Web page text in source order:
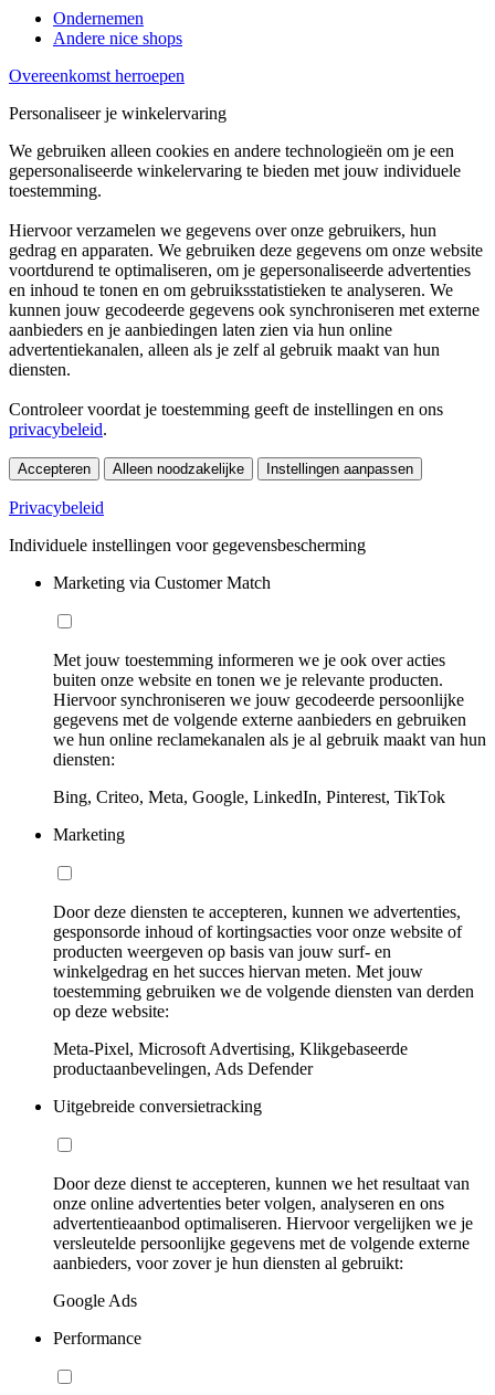
Ondernemen
Andere nice shops
Overeenkomst herroepen
Personaliseer je winkelervaring
We gebruiken alleen cookies en andere technologieën om je een
gepersonaliseerde winkelervaring te bieden met jouw individuele
toestemming.
Hiervoor verzamelen we gegevens over onze gebruikers, hun
gedrag en apparaten. We gebruiken deze gegevens om onze website
voortdurend te optimaliseren, om je gepersonaliseerde advertenties
en inhoud te tonen en om gebruiksstatistieken te analyseren. We
kunnen jouw gecodeerde gegevens ook synchroniseren met externe
aanbieders en je aanbiedingen laten zien via hun online
advertentiekanalen, alleen als je zelf al gebruik maakt van hun
diensten.
Controleer voordat je toestemming geeft de instellingen en ons
privacybeleid.
Accepteren Alleen noodzakelijke Instellingen aanpassen
Privacybeleid
Individuele instellingen voor gegevensbescherming
Marketing via Customer Match
Met jouw toestemming informeren we je ook over acties
buiten onze website en tonen we je relevante producten.
Hiervoor synchroniseren we jouw gecodeerde persoonlijke
gegevens met de volgende externe aanbieders en gebruiken
we hun online reclamekanalen als je al gebruik maakt van hun
diensten:
Bing, Criteo, Meta, Google, LinkedIn, Pinterest, TikTok
Marketing
Door deze diensten te accepteren, kunnen we advertenties,
gesponsorde inhoud of kortingsacties voor onze website of
producten weergeven op basis van jouw surf- en
winkelgedrag en het succes hiervan meten. Met jouw
toestemming gebruiken we de volgende diensten van derden
op deze website:
Meta-Pixel, Microsoft Advertising, Klikgebaseerde
productaanbevelingen, Ads Defender
Uitgebreide conversietracking
Door deze dienst te accepteren, kunnen we het resultaat van
onze online advertenties beter volgen, analyseren en ons
advertentieaanbod optimaliseren. Hiervoor vergelijken we je
versleutelde persoonlijke gegevens met de volgende externe
aanbieders, voor zover je hun diensten al gebruikt:
Google Ads
Performance